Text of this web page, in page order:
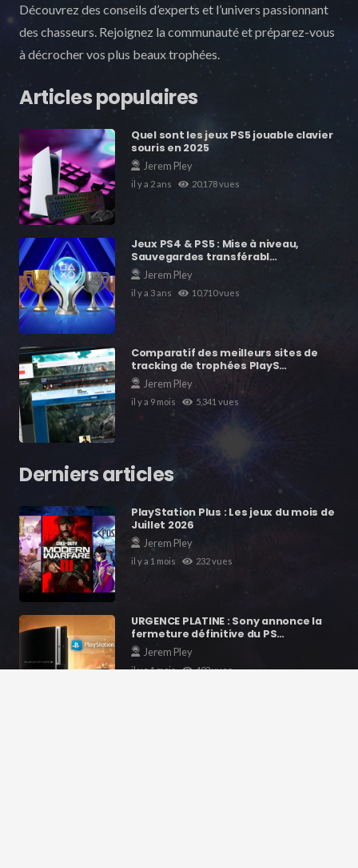
Découvrez des conseils d’experts et l’univers passionnant
des chasseurs. Rejoignez la communauté et préparez-vous
à décrocher vos plus beaux trophées.
Articles populaires
Quel sont les jeux PS5 jouable clavier
souris en 2025
Jerem Pley
il y a 2 ans 20,178vues
Jeux PS4 & PS5 : Mise à niveau,
Sauvegardes transférabl…
Jerem Pley
il y a 3 ans 10,710vues
Comparatif des meilleurs sites de
tracking de trophées PlayS…
Jerem Pley
il y a 9 mois 5,341 vues
Derniers articles
PlayStation Plus : Les jeux du mois de
Juillet 2026
Jerem Pley
il y a 1 mois 232vues
URGENCE PLATINE : Sony annonce la
fermeture définitive du PS…
Jerem Pley
il y a 1 mois 403vues